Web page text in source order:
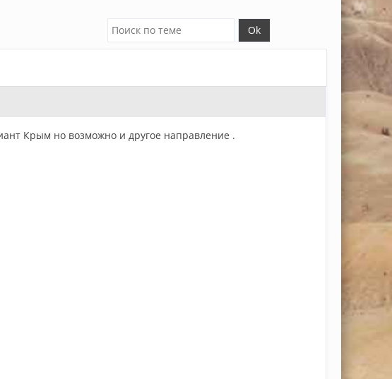
Крым но возможно и другое направление .